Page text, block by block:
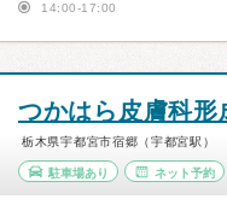
14:00-17:00
つかはら皮膚科形
栃木県宇都宮市宿郷（宇都宮駅）
駐車場あり ネット予約